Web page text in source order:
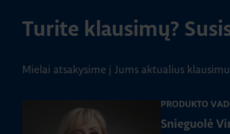
Turite klausimų?
Mielai atsakysime į Jums aktualius
PRODUKTO
Snieguolė